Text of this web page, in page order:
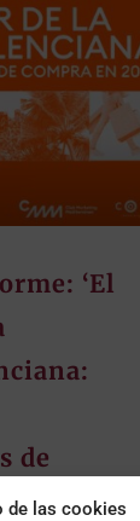
de las cookies
‘El
de